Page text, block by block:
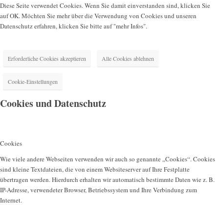
Diese Seite verwendet Cookies. Wenn Sie damit einverstanden sind, klicken Sie
auf OK. Möchten Sie mehr über die Verwendung von Cookies und unseren
Datenschutz erfahren, klicken Sie bitte auf "mehr Infos".
Erforderliche Cookies akzeptieren Alle Cookies ablehnen
Cookie-Einstellungen
Cookies und Datenschutz
Cookies
Wie viele andere Webseiten verwenden wir auch so genannte „Cookies“. Cookies
sind kleine Textdateien, die von einem Websiteserver auf Ihre Festplatte
übertragen werden. Hierdurch erhalten wir automatisch bestimmte Daten wie z. B.
IP-Adresse, verwendeter Browser, Betriebssystem und Ihre Verbindung zum
Internet.